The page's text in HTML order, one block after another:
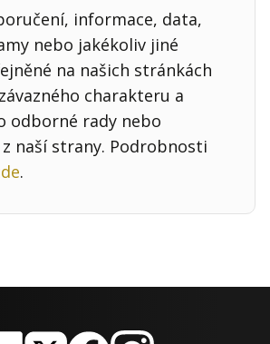
informace, data,
nebo jakékoliv jiné
na našich stránkách
charakteru a
odborné rady nebo
naší strany. Podrobnosti
.